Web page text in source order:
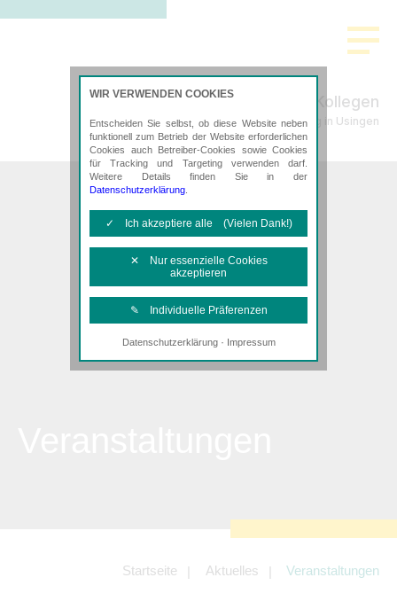
Schade & Kollegen
Steuerberatung in Usingen
Startseite Aktuelles Veranstaltungen
WIR VERWENDEN COOKIES
Entscheiden Sie selbst, ob diese Website neben
funktionell zum Betrieb der Website erforderlichen
Cookies auch Betreiber-Cookies sowie Cookies
für Tracking und Targeting verwenden darf.
Weitere Details finden Sie in der
Datenschutzerklärung
✓ Ich akzeptiere alle (Vielen Dank!)
✕ Nur essenzielle Cookies
akzeptieren
✎ Individuelle Präferenzen
Notwendige Cookies
Diese Cookies sind erforderlich, um die
zu Social-Media-Angeboten von z.B.
Datenschutzerklärung· Impressum